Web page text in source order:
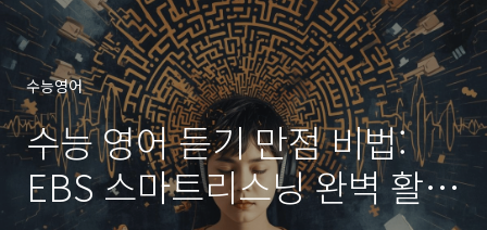
수능영어
수능 영어 듣기 만점 비법:
EBS 스마트리스닝 완벽 활용